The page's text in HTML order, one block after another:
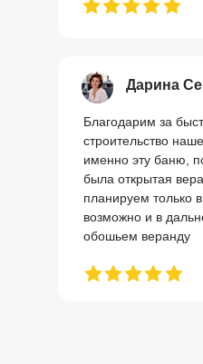
Благодарим за
строительство
именно эту баню,
была открытая
планируем только
возможно и в
обошьем веранду
Дарина